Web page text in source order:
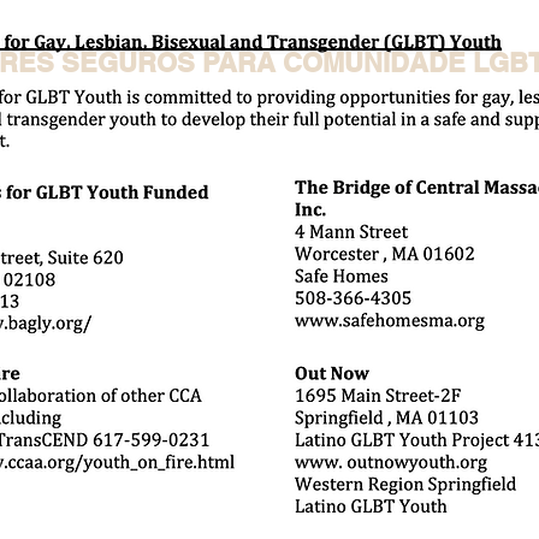
SEGUROS PARA COMUNIDADE